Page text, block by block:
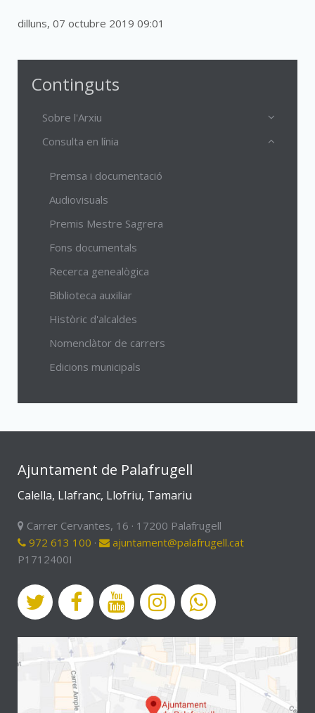
dilluns, 07 octubre 2019 09:01
Continguts
Sobre l'Arxiu
Consulta en línia
Premsa i documentació
Audiovisuals
Premis Mestre Sagrera
Fons documentals
Recerca genealògica
Biblioteca auxiliar
Històric d'alcaldes
Nomenclàtor de carrers
Edicions municipals
Ajuntament de Palafrugell
Calella, Llafranc, Llofriu, Tamariu
Carrer Cervantes, 16 · 17200 Palafrugell
972 613 100 ·
ajuntament@palafrugell.cat
P1712400I